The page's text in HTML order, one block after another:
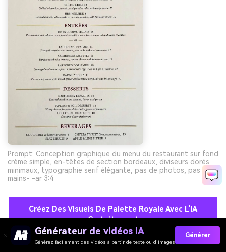
Prompt: Conception graphique du menu du restaurant sur fond
crème simple, en-têtes de section bordeaux, diviseurs dorés
minimaux, typographie serif élégante, pas de photos, pas de
mains- -ar 3:4
Créez Des Visuels De Palette Royale Avec L'IA
Gratuitement
Générateur de vidéos IA
Générez facilement des vidéos à partir de texte ou d’images
Générer